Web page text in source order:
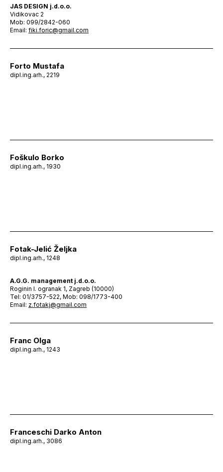
JAS DESIGN j.d.o.o.
Vidikovac 2
Mob: 099/2842-060
Email: fiki.foric@gmail.com
Forto Mustafa
dipl.ing.arh., 2219
Foškulo Borko
dipl.ing.arh., 1930
Fotak-Jelić Željka
dipl.ing.arh., 1248
A.G.G. management j.d.o.o.
Roginin I. ogranak 1, Zagreb (10000)
Tel: 01/3757-522, Mob: 098/1773-400
Email: z.fotakj@gmail.com
Franc Olga
dipl.ing.arh., 1243
Franceschi Darko Anton
dipl.ing.arh., 3086